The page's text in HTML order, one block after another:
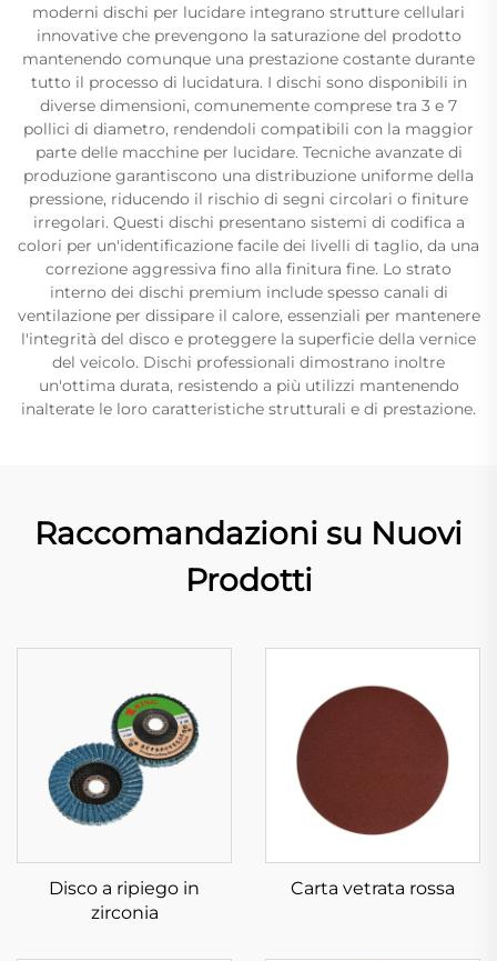
moderni dischi per lucidare integrano strutture cellulari
innovative che prevengono la saturazione del prodotto
mantenendo comunque una prestazione costante durante
tutto il processo di lucidatura. I dischi sono disponibili in
diverse dimensioni, comunemente comprese tra 3 e 7
pollici di diametro, rendendoli compatibili con la maggior
parte delle macchine per lucidare. Tecniche avanzate di
produzione garantiscono una distribuzione uniforme della
pressione, riducendo il rischio di segni circolari o finiture
irregolari. Questi dischi presentano sistemi di codifica a
colori per un'identificazione facile dei livelli di taglio, da una
correzione aggressiva fino alla finitura fine. Lo strato
interno dei dischi premium include spesso canali di
ventilazione per dissipare il calore, essenziali per mantenere
l'integrità del disco e proteggere la superficie della vernice
del veicolo. Dischi professionali dimostrano inoltre
un'ottima durata, resistendo a più utilizzi mantenendo
inalterate le loro caratteristiche strutturali e di prestazione.
Raccomandazioni su Nuovi
Prodotti
Disco a ripiego in
zirconia
Carta vetrata rossa